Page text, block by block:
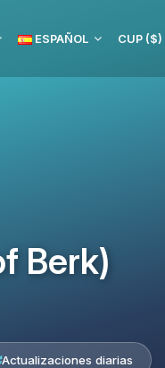
ESPAÑOL CUP ($)
Berk)
Actualizaciones diarias